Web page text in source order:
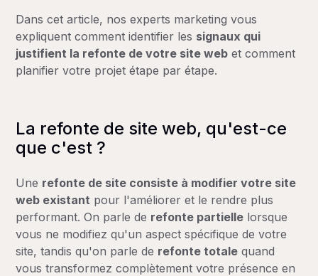
Dans cet article, nos experts marketing vous
expliquent comment identifier les signaux qui
justifient la refonte de votre site web et comment
planifier votre projet étape par étape.
La refonte de site web, qu'est-ce
que c'est ?
Une refonte de site consiste à modifier votre site
web existant pour l'améliorer et le rendre plus
performant. On parle de refonte partielle lorsque
vous ne modifiez qu'un aspect spécifique de votre
site, tandis qu'on parle de refonte totale quand
vous transformez complètement votre présence en